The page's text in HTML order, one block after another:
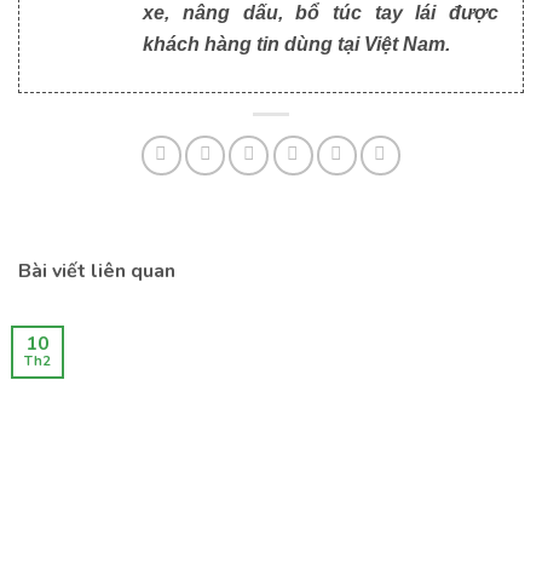
xe, nâng dấu, bổ túc tay lái được
khách hàng tin dùng tại Việt Nam.
Bài viết liên quan
10
Th2